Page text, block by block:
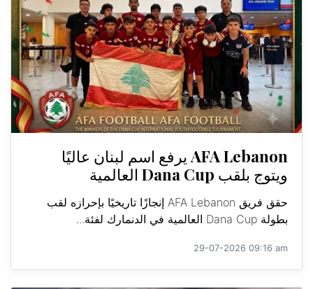
AFA Lebanon يرفع اسم لبنان عاليًا
ويتوج بلقب Dana Cup العالمية
حقق فريق AFA Lebanon إنجازًا تاريخيًا بإحرازه لقب
بطولة Dana Cup العالمية في الدنمارك لفئة...
29-07-2026 09:16 am